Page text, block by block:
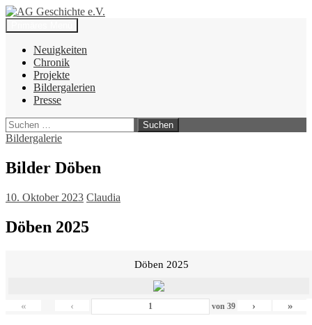
Zum
Inhalt
springen
AG Geschichte e.V.
Suchen
Neuigkeiten
Chronik
Projekte
Bildergalerien
Presse
Suchen
nach:
Bildergalerie
Bilder Döben
10. Oktober 2023 Claudia
Döben 2025
Döben 2025
« ‹ von 39 › »